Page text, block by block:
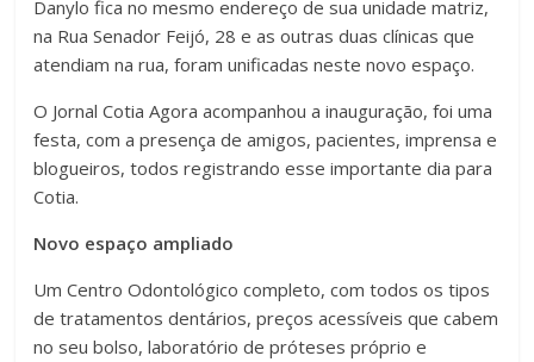
Danylo fica no mesmo endereço de sua unidade matriz,
na Rua Senador Feijó, 28 e as outras duas clínicas que
atendiam na rua, foram unificadas neste novo espaço.
O Jornal Cotia Agora acompanhou a inauguração, foi uma
festa, com a presença de amigos, pacientes, imprensa e
blogueiros, todos registrando esse importante dia para
Cotia.
Novo espaço ampliado
Um Centro Odontológico completo, com todos os tipos
de tratamentos dentários, preços acessíveis que cabem
no seu bolso, laboratório de próteses próprio e